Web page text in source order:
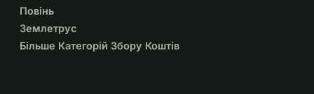
З повагою,
Комітет Джамії Масджид Юсуф
Повінь
Землетрус
Більше Категорій Збору Коштів